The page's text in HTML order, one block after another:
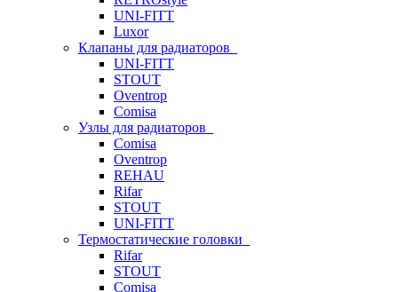
UNI-FITT
Luxor
Клапаны для радиаторов
UNI-FITT
STOUT
Oventrop
Comisa
Узлы для радиаторов
Comisa
Oventrop
REHAU
Rifar
STOUT
UNI-FITT
Термостатические головки
Rifar
STOUT
Comisa